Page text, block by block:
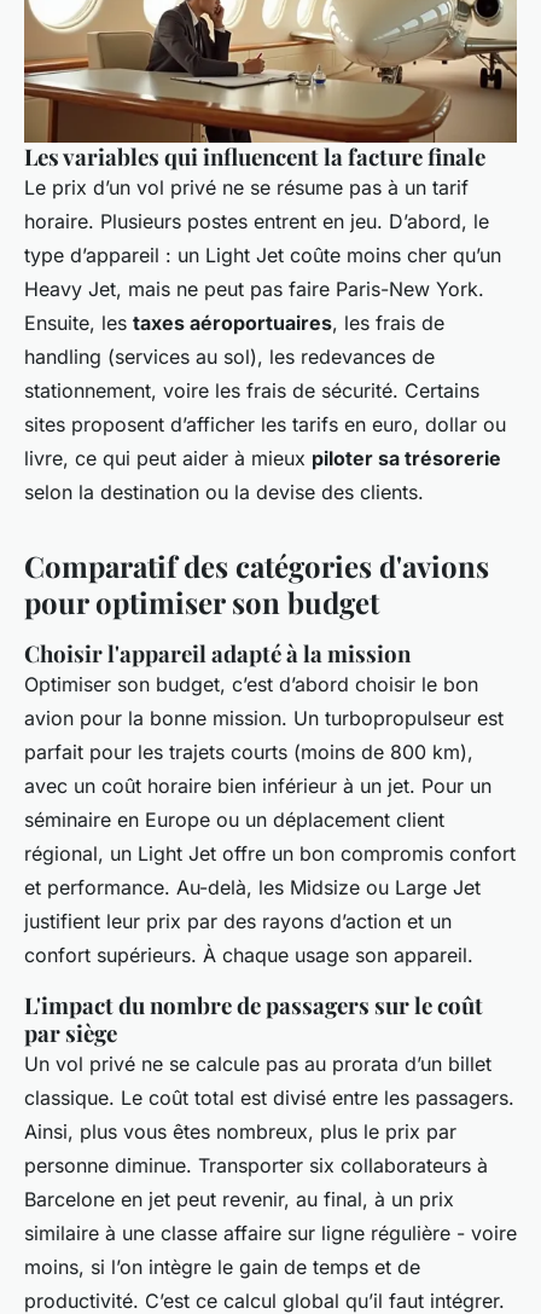
Les variables qui influencent la facture finale
Le prix d’un vol privé ne se résume pas à un tarif
horaire. Plusieurs postes entrent en jeu. D’abord, le
type d’appareil : un Light Jet coûte moins cher qu’un
Heavy Jet, mais ne peut pas faire Paris-New York.
Ensuite, les taxes aéroportuaires, les frais de
handling (services au sol), les redevances de
stationnement, voire les frais de sécurité. Certains
sites proposent d’afficher les tarifs en euro, dollar ou
livre, ce qui peut aider à mieux piloter sa trésorerie
selon la destination ou la devise des clients.
Comparatif des catégories d'avions
pour optimiser son budget
Choisir l'appareil adapté à la mission
Optimiser son budget, c’est d’abord choisir le bon
avion pour la bonne mission. Un turbopropulseur est
parfait pour les trajets courts (moins de 800 km),
avec un coût horaire bien inférieur à un jet. Pour un
séminaire en Europe ou un déplacement client
régional, un Light Jet offre un bon compromis confort
et performance. Au-delà, les Midsize ou Large Jet
justifient leur prix par des rayons d’action et un
confort supérieurs. À chaque usage son appareil.
L'impact du nombre de passagers sur le coût
par siège
Un vol privé ne se calcule pas au prorata d’un billet
classique. Le coût total est divisé entre les passagers.
Ainsi, plus vous êtes nombreux, plus le prix par
personne diminue. Transporter six collaborateurs à
Barcelone en jet peut revenir, au final, à un prix
similaire à une classe affaire sur ligne régulière - voire
moins, si l’on intègre le gain de temps et de
productivité. C’est ce calcul global qu’il faut intégrer.